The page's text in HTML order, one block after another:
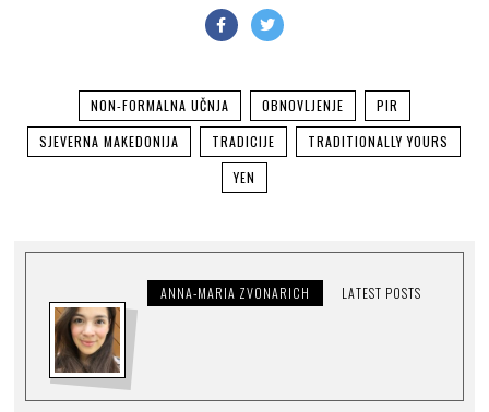
NON-FORMALNA UČNJA OBNOVLJENJE
PIR
SJEVERNA MAKEDONIJA
TRADICIJE
TRADITIONALLY YOURS
YEN
ANNA-MARIA ZVONARICH LATEST POSTS